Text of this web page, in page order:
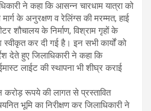
ने कहा कि आसन्न चारधाम यात्रा को
के अनुरक्षण व रेलिंग्स की मरम्मत, हाई
शौचालय के निर्माण, विश्राम गृहों के
स्वीकृत कर दी गई है। इन सभी कार्यों को
देते हुए जिलाधिकारी ने कहा कि
लाईट की स्थापना भी शीघ्र कराई
रूपये की लागत से प्रस्तावित
भूमि का निरीक्षण कर जिलाधिकारी ने